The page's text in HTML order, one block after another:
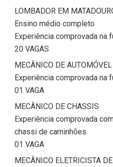
LOMBADOR EM
Ensino médio completo
Experiência comprovada na
20 VAGAS
MECÂNICO DE AUTOMÓVEL
Experiência comprovada na
01 VAGA
MECÂNICO DE CHASSIS
Experiência comprovada
chassi de caminhões
01 VAGA
MECÂNICO ELETRICISTA